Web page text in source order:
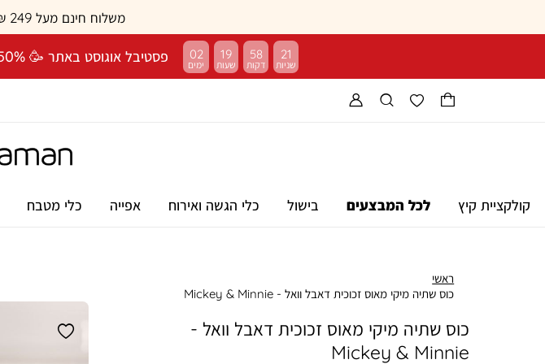
משלוח חינם מעל 249 ₪ | החזרות חינם בסניפים
פסטיבל אוגוסט באתר 🥳 50% הנחה + אקסטרה 25% על היתרה! 🎉 02 19 58 20
קולקציית קיץ לכל המבצעים בישול כלי הגשה ואירוח אפייה כלי מטבח
ראשי
כוס שתיה מיקי מאוס זכוכית דאבל וואל - Mickey & Minnie
כוס שתיה מיקי מאוס זכוכית דאבל וואל -
Mickey & Minnie